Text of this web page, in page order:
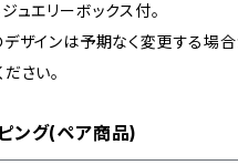
ュエリーボックス付。
ザインは予期なく変更する場合
さい。
ング(ペア商品)